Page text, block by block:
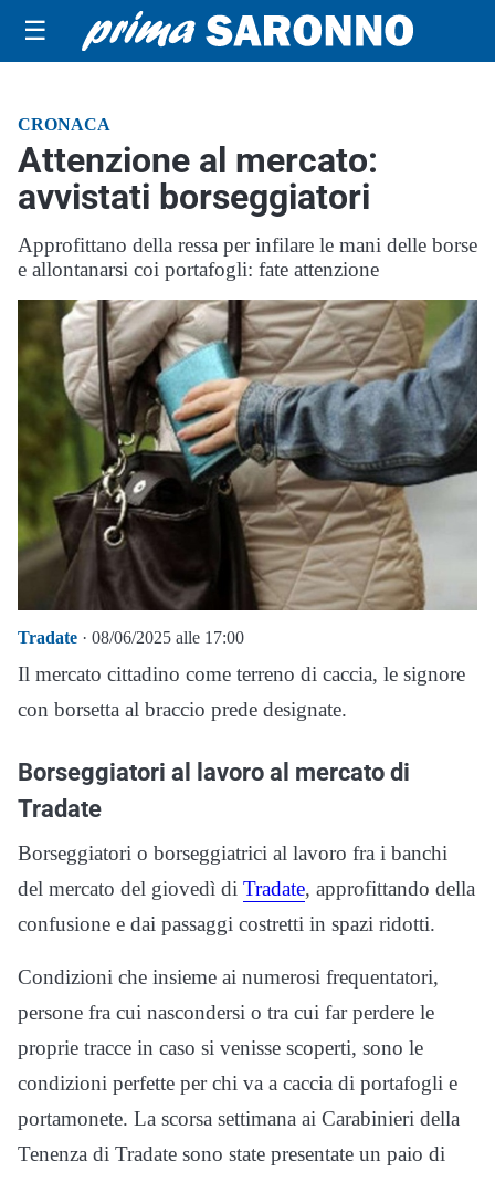
☰
CRONACA
Attenzione al mercato:
avvistati borseggiatori
Approfittano della ressa per infilare le mani delle borse
e allontanarsi coi portafogli: fate attenzione
Tradate · 08/06/2025 alle 17:00
Il mercato cittadino come terreno di caccia, le signore
con borsetta al braccio prede designate.
Borseggiatori al lavoro al mercato di
Tradate
Borseggiatori o borseggiatrici al lavoro fra i banchi
del mercato del giovedì di Tradate, approfittando della
confusione e dai passaggi costretti in spazi ridotti.
Condizioni che insieme ai numerosi frequentatori,
persone fra cui nascondersi o tra cui far perdere le
proprie tracce in caso si venisse scoperti, sono le
condizioni perfette per chi va a caccia di portafogli e
portamonete. La scorsa settimana ai Carabinieri della
Tenenza di Tradate sono state presentate un paio di